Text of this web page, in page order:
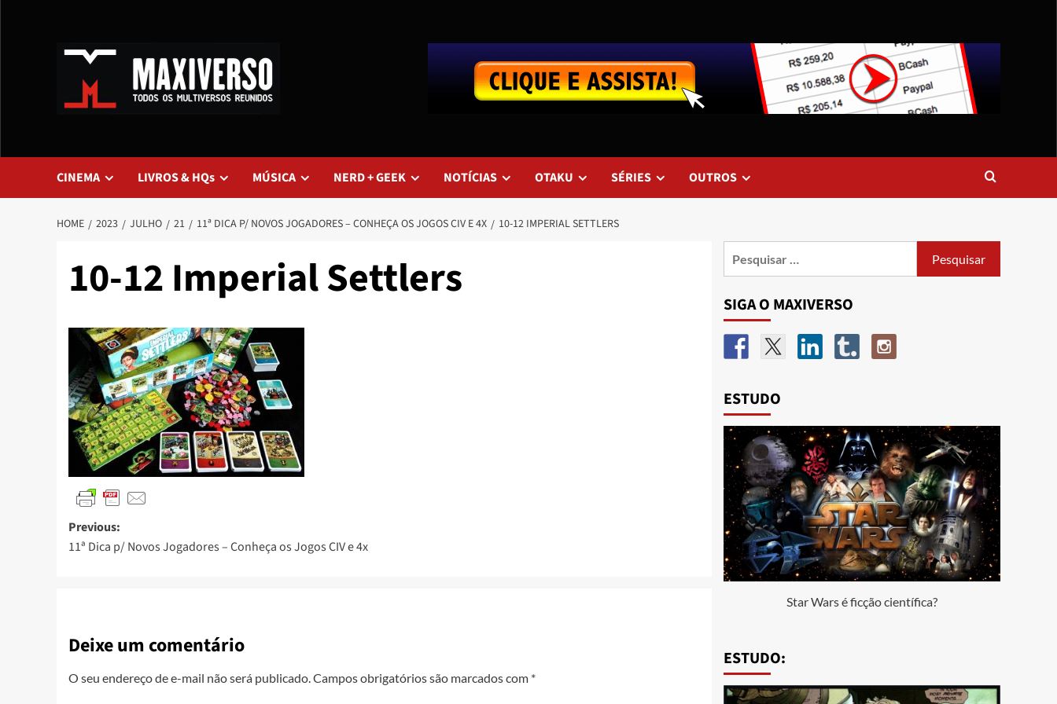
CINEMA LIVROS & HQs MÚSICA NERD + GEEK NOTÍCIAS OTAKU SÉRIES OUTROS
HOME 2023 JULHO 21 11ª DICA P/ NOVOS JOGADORES – CONHEÇA OS JOGOS CIV E 4X 10-12 IMPERIAL SETTLERS
10-12 Imperial Settlers
Previous:
11ª Dica p/ Novos Jogadores – Conheça os Jogos CIV e 4x
Deixe um comentário
O seu endereço de e-mail não será publicado.Campos obrigatórios são marcados com *
SIGA O MAXIVERSO
ESTUDO
Star Wars é ficção científica?
ESTUDO: